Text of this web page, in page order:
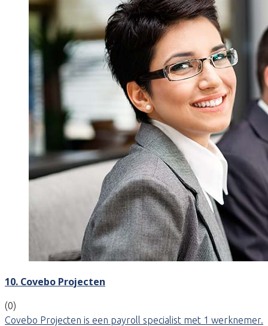
10. Covebo Projecten
(0)
Covebo Projecten is een payroll specialist met 1 werknemer.